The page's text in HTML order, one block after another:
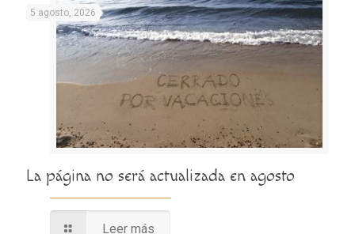
5 agosto, 2026
La página no será actualizada en agosto
Leer más